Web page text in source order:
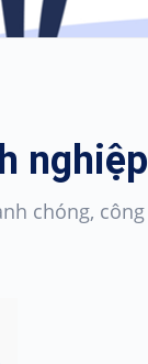
chóng,